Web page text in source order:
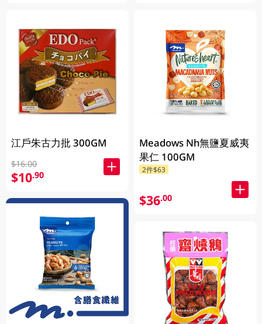
江戶朱古力批 300GM
$16.00
$10.90
Meadows Nh無鹽夏威夷
果仁 100GM
2件$63
$36.00